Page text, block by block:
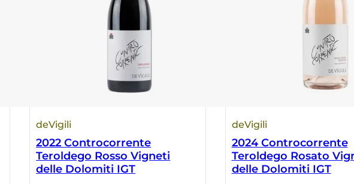
deVigili
2022 Controcorrente
Teroldego Rosso Vigneti
delle Dolomiti IGT
deVigili
2024 Controcorrente
Teroldego Rosato
delle Dolomiti IGT